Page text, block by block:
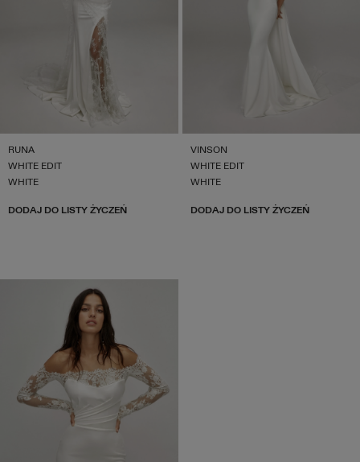
RUNA
WHITE EDIT
WHITE
DODAJ DO LISTY ŻYCZEŃ
VINSON
WHITE EDIT
WHITE
DODAJ DO LISTY ŻYCZEŃ